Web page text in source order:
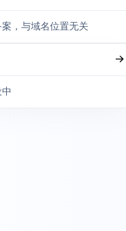
，与域名位置无关